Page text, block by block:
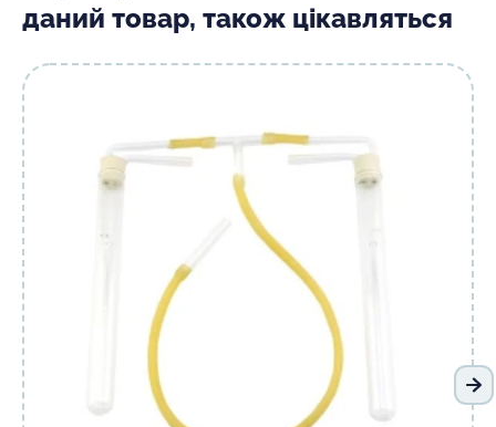
даний товар, також цікавляться